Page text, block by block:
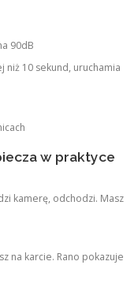
90dB
niż 10 sekund, uruchamia
w praktyce
kamerę, odchodzi. Masz
na karcie. Rano pokazuje